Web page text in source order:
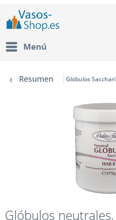
Menú
Resumen Glóbulos
Glóbulos